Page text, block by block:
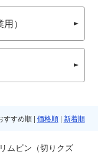
）
すすめ順 | 価格順| 新着順
ムビン（切りクズ